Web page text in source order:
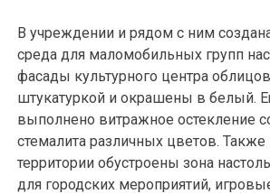
В учреждении и рядом с ним
среда для маломобильных групп
фасады культурного центра
штукатуркой и окрашены в белый.
выполнено витражное остекление
стемалита различных цветов.
территории обустроены зона
для городских мероприятий,